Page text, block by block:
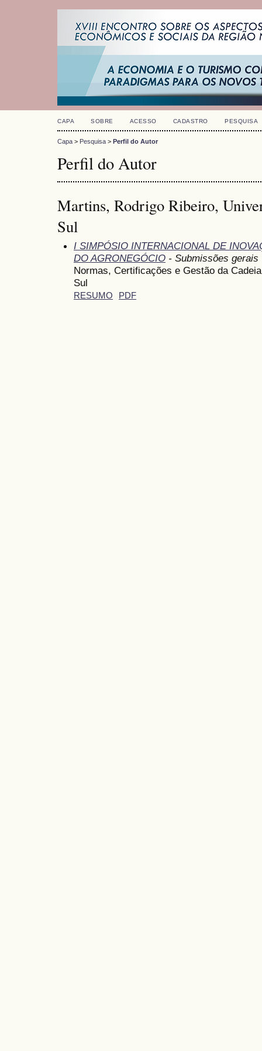
CAPA SOBRE ACESSO CADASTRO PESQUISA
Capa > Pesquisa > Perfil do Autor
Perfil do Autor
Martins, Rodrigo Ribeiro,
Sul
I SIMPÓSIO INTERNACIONAL DE
DO AGRONEGÓCIO - Submissões gerais
Normas, Certificações e Gestão da
Sul
RESUMO PDF